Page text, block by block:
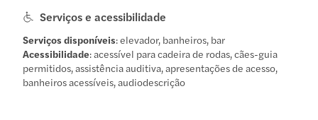
Serviços e acessibilidade
Serviços disponíveis: elevador, banheiros, bar
Acessibilidade: acessível para cadeira de rodas, cães-guia
permitidos, assistência auditiva, apresentações de acesso,
banheiros acessíveis, audiodescrição